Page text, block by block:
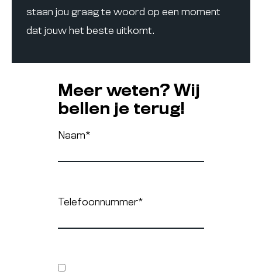
staan jou graag te woord op een moment
dat jouw het beste uitkomt.
Meer weten? Wij
bellen je terug!
Naam*
Telefoonnummer*